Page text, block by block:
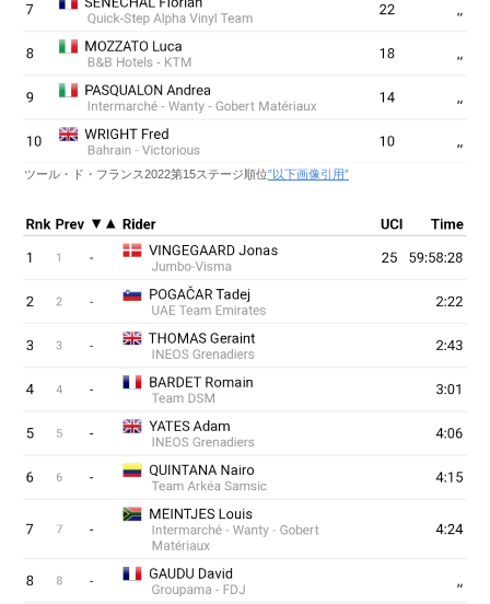
ツール・ド・フランス2022第15ステージ順位”以下画像引用”